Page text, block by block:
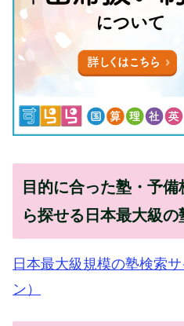
目的に合った塾・予
ら探せる日本最大級の
日本最大級規模の塾検索
ン）